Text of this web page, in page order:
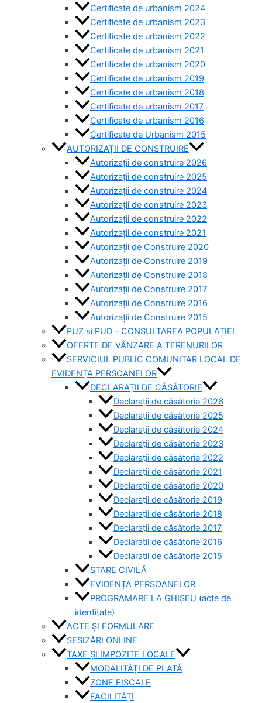
Certificate de urbanism 2024
Certificate de urbanism 2023
Certificate de urbanism 2022
Certificate de urbanism 2021
Certificate de urbanism 2020
Certificate de urbanism 2019
Certificate de urbanism 2018
Certificate de urbanism 2017
Certificate de urbanism 2016
Certificate de Urbanism 2015
AUTORIZAȚII DE CONSTRUIRE
Autorizații de construire 2026
Autorizații de construire 2025
Autorizații de construire 2024
Autorizații de construire 2023
Autorizații de construire 2022
Autorizații de construire 2021
Autorizații de Construire 2020
Autorizații de Construire 2019
Autorizaţii de Construire 2018
Autorizaţii de Construire 2017
Autorizaţii de Construire 2016
Autorizaţii de Construire 2015
PUZ si PUD – CONSULTAREA POPULAȚIEI
OFERTE DE VÂNZARE A TERENURILOR
SERVICIUL PUBLIC COMUNITAR LOCAL DE
EVIDENȚA PERSOANELOR
DECLARAȚII DE CĂSĂTORIE
Declarații de căsătorie 2026
Declarații de căsătorie 2025
Declarații de căsătorie 2024
Declarații de căsătorie 2023
Declarații de căsătorie 2022
Declarații de căsătorie 2021
Declarații de căsătorie 2020
Declarații de căsătorie 2019
Declarații de căsătorie 2018
Declarații de căsătorie 2017
Declarații de căsătorie 2016
Declarații de căsătorie 2015
STARE CIVILĂ
EVIDENȚA PERSOANELOR
PROGRAMARE LA GHIȘEU (acte de
identitate)
ACTE ȘI FORMULARE
SESIZĂRI ONLINE
TAXE ȘI IMPOZITE LOCALE
MODALITĂȚI DE PLATĂ
ZONE FISCALE
FACILITĂȚI